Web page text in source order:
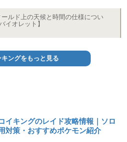
ールド上の天候と時間の仕様につい
イオレット】
ングをもっと見る
イキングのレイド攻略情報｜ソロ
対策・おすすめポケモン紹介